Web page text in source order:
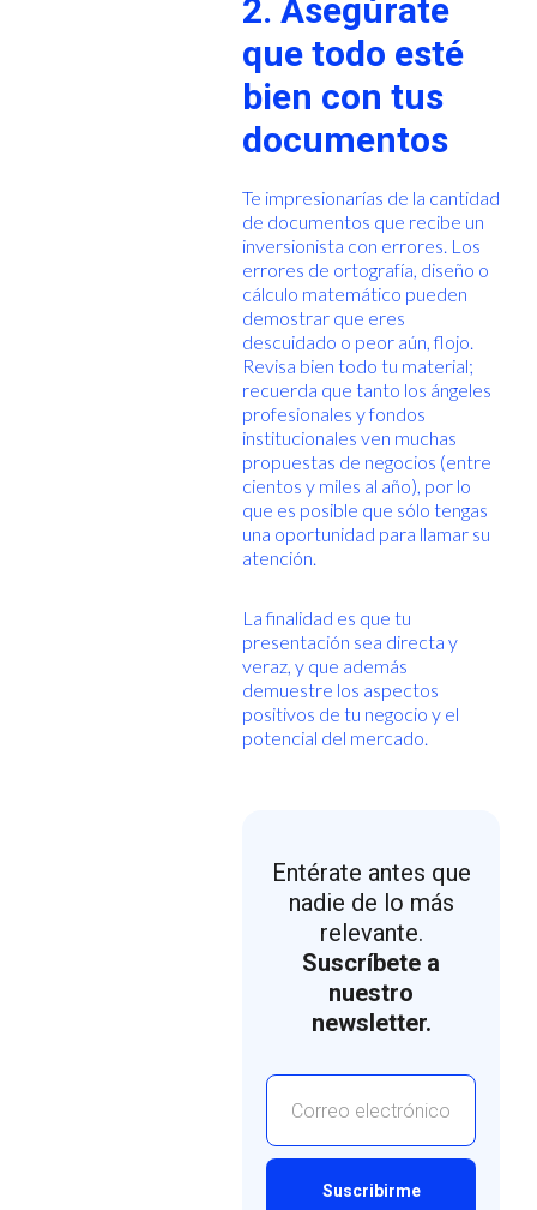
2. Asegúrate
que todo esté
bien con tus
documentos
Te impresionarías de la cantidad
de documentos que recibe un
inversionista con errores. Los
errores de ortografía, diseño o
cálculo matemático pueden
demostrar que eres
descuidado o peor aún, flojo.
Revisa bien todo tu material;
recuerda que tanto los ángeles
profesionales y fondos
institucionales ven muchas
propuestas de negocios (entre
cientos y miles al año), por lo
que es posible que sólo tengas
una oportunidad para llamar su
atención.
La finalidad es que tu
presentación sea directa y
veraz, y que además
demuestre los aspectos
positivos de tu negocio y el
potencial del mercado.
Entérate antes que
nadie de lo más
relevante.
Suscríbete a
nuestro
newsletter.